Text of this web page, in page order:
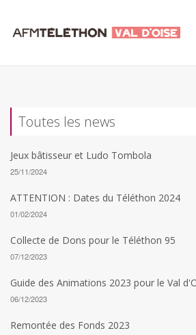
Toutes les news
Jeux bâtisseur et Ludo Tombola
25/11/2024
ATTENTION : Dates du Téléthon 2024
01/02/2024
Collecte de Dons pour le Téléthon 95
07/12/2023
Guide des Animations 2023 pour le Val
06/12/2023
Remontée des Fonds 2023